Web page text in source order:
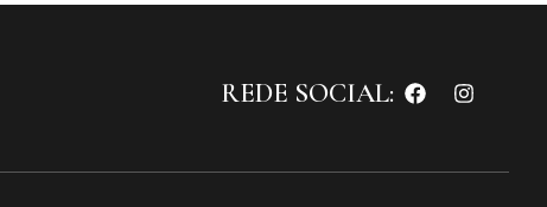
REDE SOCIAL: